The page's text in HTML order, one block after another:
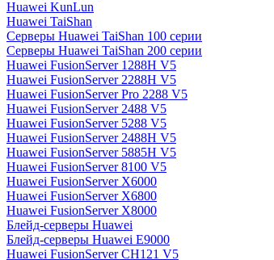
Huawei KunLun
Huawei TaiShan
Серверы Huawei TaiShan 100 серии
Серверы Huawei TaiShan 200 серии
Huawei FusionServer 1288H V5
Huawei FusionServer 2288H V5
Huawei FusionServer Pro 2288 V5
Huawei FusionServer 2488 V5
Huawei FusionServer 5288 V5
Huawei FusionServer 2488H V5
Huawei FusionServer 5885H V5
Huawei FusionServer 8100 V5
Huawei FusionServer X6000
Huawei FusionServer X6800
Huawei FusionServer X8000
Блейд-серверы Huawei
Блейд-серверы Huawei E9000
Huawei FusionServer CH121 V5